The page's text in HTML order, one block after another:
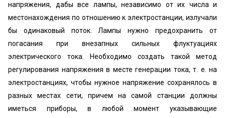
напряжения, дабы все лампы, независимо от их числа и
местонахождения по отношению к электростанции, излучали
бы одинаковый поток. Лампы нужно предохранить от
погасания при внезапных сильных флуктуациях
электрического тока. Необходимо создать такой метод
регулирования напряжения в месте генерации тока, т. е. на
электростанциях, чтобы нужное напряжение сохранялось в
разных местах сети, причем на самой станции должны
иметься приборы, в любой момент указывающие